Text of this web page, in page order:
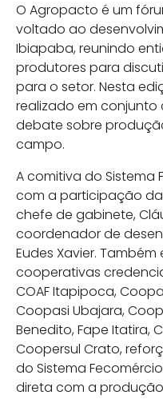
O Agropacto é um
voltado ao
Ibiapaba, reunindo
produtores para
para o setor. Nesta
realizado em conjunto
debate sobre
campo.
A comitiva do Sistema
com a participação
chefe de gabinete,
coordenador de
Eudes Xavier.
cooperativas
COAF Itapipoca,
Coopasi Ubajara,
Benedito, Fape Itatira,
Coopersul Crato,
do Sistema
direta com a